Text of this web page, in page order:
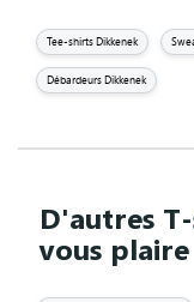
Tee-shirts Dikkenek
Débardeurs Dikkenek
D'autres
vous plaire